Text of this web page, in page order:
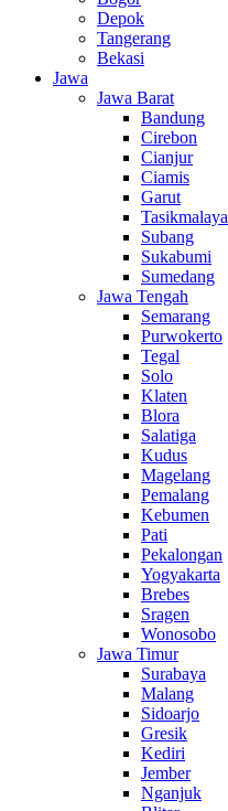
Depok
Tangerang
Bekasi
Jawa
Jawa Barat
Bandung
Cirebon
Cianjur
Ciamis
Garut
Tasikmalaya
Subang
Sukabumi
Sumedang
Jawa Tengah
Semarang
Purwokerto
Tegal
Solo
Klaten
Blora
Salatiga
Kudus
Magelang
Pemalang
Kebumen
Pati
Pekalongan
Yogyakarta
Brebes
Sragen
Wonosobo
Jawa Timur
Surabaya
Malang
Sidoarjo
Gresik
Kediri
Jember
Nganjuk